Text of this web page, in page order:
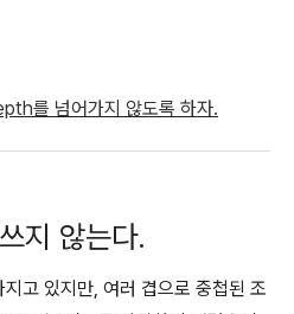
를 넘어가지 않도록 하자.
지 않는다.
고 있지만, 여러 겹으로 중첩된 조